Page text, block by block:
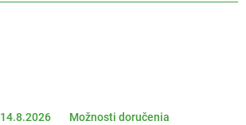
14.8.2026 Možnosti doručenia